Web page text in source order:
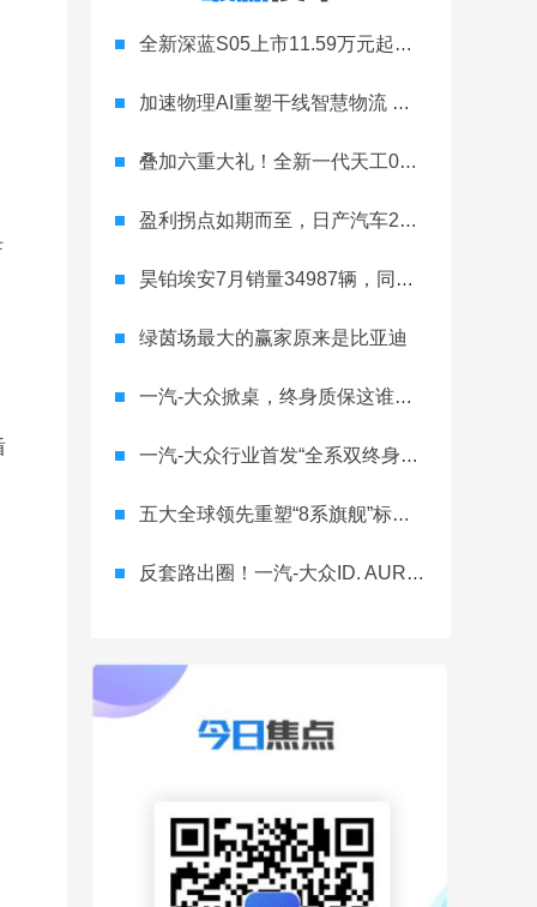
全新深蓝S05上市11.59万元起，全球时尚激光智能SUV全面进阶
加速物理AI重塑干线智慧物流 智加科技战略合作图达通
叠加六重大礼！全新一代天工08 670 Max上市限时价17.99万元
盈利拐点如期而至，日产汽车26财年一季度财报释放稳健增长信号
昊铂埃安7月销量34987辆，同比增长31.74%，全新Ray系列蓄势待发
绿茵场最大的赢家原来是比亚迪
一汽-大众掀桌，终身质保这谁顶得住？
一汽-大众行业首发“全系双终身质保” 重树汽车服务新标杆
五大全球领先重塑“8系旗舰”标杆！神行者8首台量产车下线，8月10日预售
反套路出圈！一汽-大众ID. AURA T6将智舱首秀留给老车主